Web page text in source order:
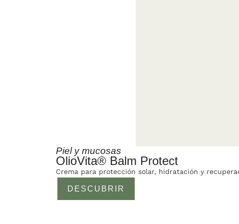
Piel y mucosas
OlioVita® Balm Protect
DESCUBRIR
Crema para protección solar, hidratación y